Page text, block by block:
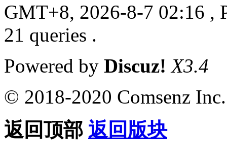
GMT+8, 2026-8-7 02:16 ,
21 queries .
Powered by Discuz! X3.4
© 2018-2020 Comsenz Inc.
返回顶部 返回版块